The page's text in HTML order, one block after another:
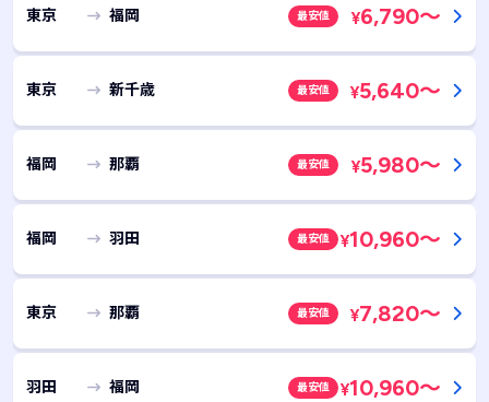
東京 福岡 最安値 ¥6,790～
東京 新千歳 最安値 ¥5,640～
福岡 那覇 最安値 ¥5,980～
福岡 羽田 最安値 ¥10,960～
東京 那覇 最安値 ¥7,820～
羽田 福岡 最安値 ¥10,960～